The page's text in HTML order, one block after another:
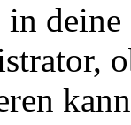
deine